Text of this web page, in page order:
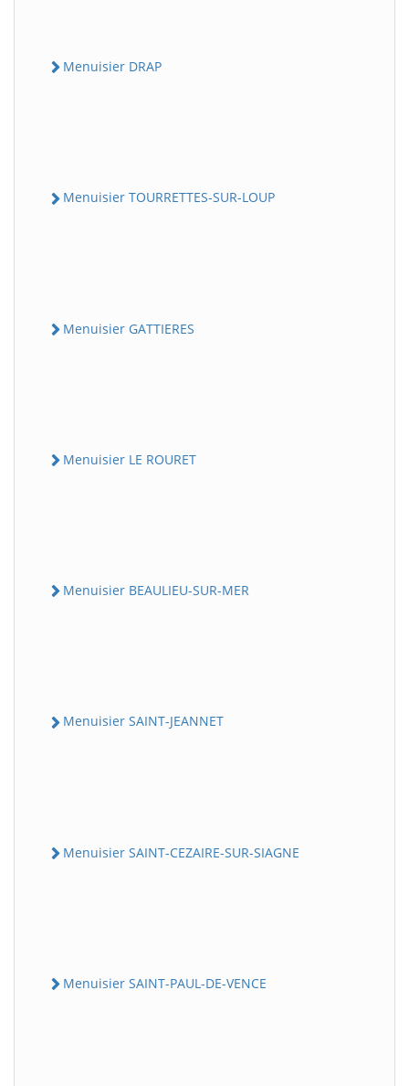
Menuisier DRAP
Menuisier TOURRETTES-SUR-LOUP
Menuisier GATTIERES
Menuisier LE ROURET
Menuisier BEAULIEU-SUR-MER
Menuisier SAINT-JEANNET
Menuisier SAINT-CEZAIRE-SUR-SIAGNE
Menuisier SAINT-PAUL-DE-VENCE